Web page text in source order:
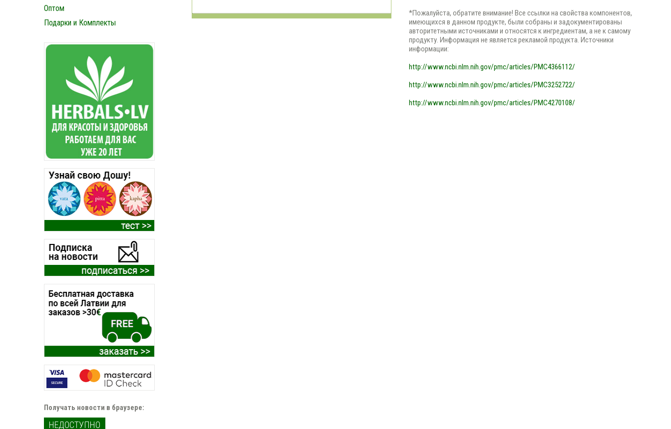
Оптом
Подарки и Комплекты
Получать новости в браузере:
НЕДОСТУПНО
*Пожалуйста, обратите внимание! Все ссылки на свойства компонентов,
имеющихся в данном продукте, были собраны и задокументированы
авторитетными источниками и относятся к ингредиентам, а не к самому
продукту. Информация не является рекламой продукта. Источники
информации:
http://www.ncbi.nlm.nih.gov/pmc/articles/PMC4366112/
http://www.ncbi.nlm.nih.gov/pmc/articles/PMC3252722/
http://www.ncbi.nlm.nih.gov/pmc/articles/PMC4270108/